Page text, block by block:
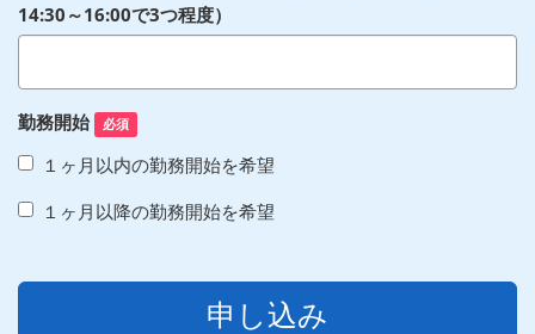
14:30～16:00で3つ程度）
勤務開始 必須
１ヶ月以内の勤務開始を希望
１ヶ月以降の勤務開始を希望
申し込み